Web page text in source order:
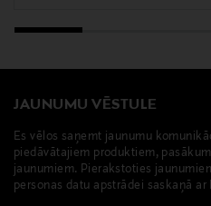
JAUNUMU VĒSTULE
Es vēlos saņemt jaunumu
piedāvātajiem produktiem,
jaunumiem. Pierakstoties
personas datu apstrādei saskaņā